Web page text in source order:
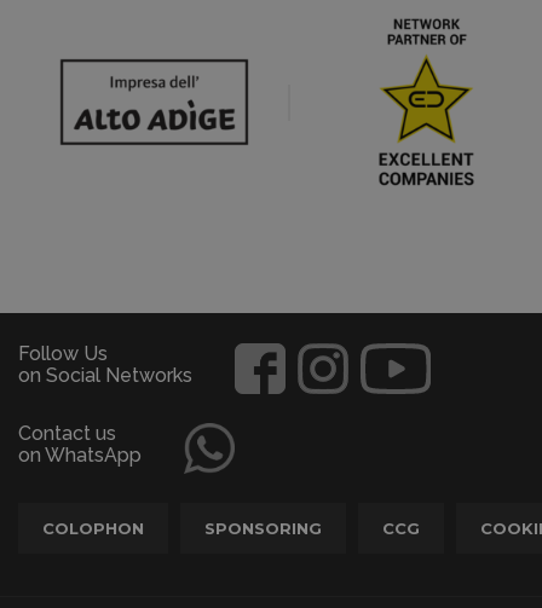
Follow Us
on Social Networks
Contact us
on WhatsApp
COLOPHON SPONSORING CCG